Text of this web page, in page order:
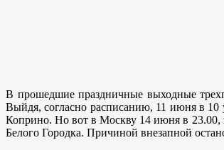
В прошедшие праздничные выходные
Выйдя, согласно расписанию, 11 июня в 10
Коприно. Но вот в Москву 14 июня в 23.00,
Белого Городка. Причиной внезапной